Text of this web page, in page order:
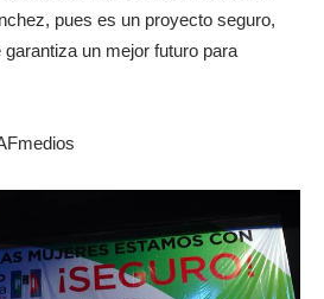
pues es un proyecto seguro,
un mejor futuro para